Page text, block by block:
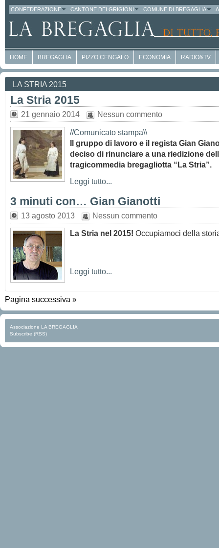
CONFEDERAZIONE CANTONE DEI GRIGIONI COMUNE DI BREGAGLIA
HOME BREGAGLIA PIZZO CENGALO ECONOMIA RADIO&TV
LA STRIA 2015
La Stria 2015
21 gennaio 2014 Nessun commento
//Comunicato stampa\\
Il gruppo di lavoro e il regista Gian
deciso di rinunciare a una riedizione
tragicommedia bregagliotta “La Stria”.
Leggi tutto...
3 minuti con… Gian Gianotti
13 agosto 2013 Nessun commento
La Stria nel 2015! Occupiamoci della
Leggi tutto...
Pagina successiva »
Associazione LA BREGAGLIA
Subscribe (RSS)